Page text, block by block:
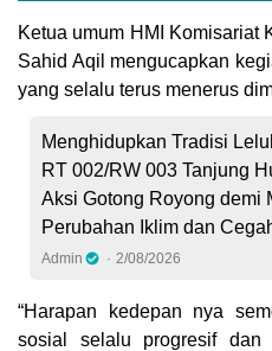
Ketua umum HMI Komisariat
Sahid Aqil mengucapkan
yang selalu terus menerus
Menghidupkan Tradisi
RT 002/RW 003 Tanjung
Aksi Gotong Royong demi
Perubahan Iklim dan
Admin 2/08/2026
“Harapan kedepan nya
sosial selalu progresif dan